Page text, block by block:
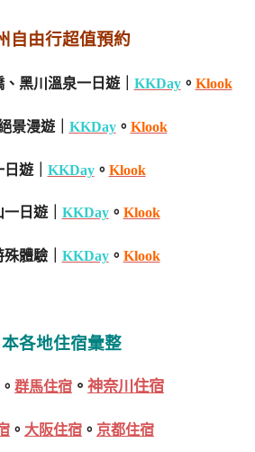
自由行超值預約
黑川溫泉一日遊｜ KKDay。 Klook
景漫遊｜ KKDay。 Klook
遊｜ KKDay。 Klook
日遊｜ KKDay。 Klook
體驗｜ KKDay。 Klook
本各地住宿彙整
。 群馬住宿 。 神奈川住宿
。 大阪住宿 。 京都住宿